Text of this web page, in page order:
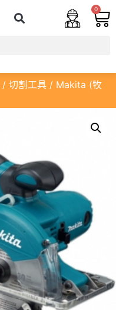
0
/ 切割工具 / Makita (牧